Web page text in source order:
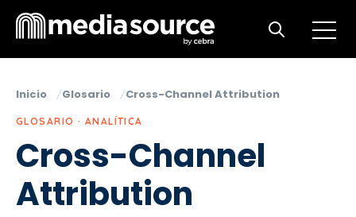
Open
Open search
Inicio Glosario Cross-Channel Attribution
GLOSARIO · ANALÍTICA
Cross-Channel
Attribution